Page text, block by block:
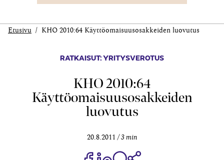
Etusivu KHO 2010:64 Käyttöomaisuusosakkeiden luovutus
RATKAISUT: YRITYSVEROTUS
KHO 2010:64
Käyttöomaisuusosakkeiden
luovutus
20.8.2011 3 min
Jaa Share on Facebook
Jaa Share on LinkedIn
Jaa WhatsApp-viestinä